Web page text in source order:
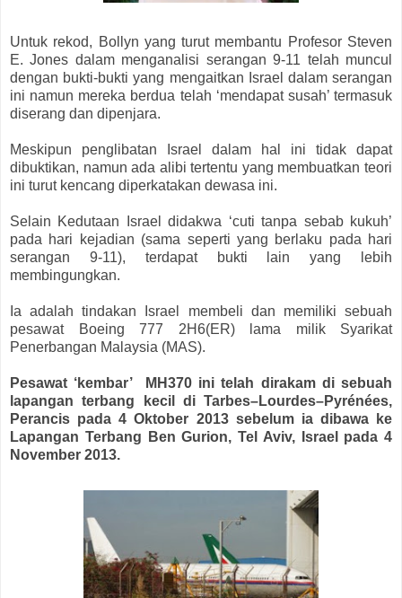
Untuk rekod, Bollyn yang turut membantu Profesor Steven
E. Jones dalam menganalisi serangan 9-11 telah muncul
dengan bukti-bukti yang mengaitkan Israel dalam serangan
ini namun mereka berdua telah ‘mendapat susah’ termasuk
diserang dan dipenjara.
Meskipun penglibatan Israel dalam hal ini tidak dapat
dibuktikan, namun ada alibi tertentu yang membuatkan teori
ini turut kencang diperkatakan dewasa ini.
Selain Kedutaan Israel didakwa ‘cuti tanpa sebab kukuh’
pada hari kejadian (sama seperti yang berlaku pada hari
serangan 9-11), terdapat bukti lain yang lebih
membingungkan.
Ia adalah tindakan Israel membeli dan memiliki sebuah
pesawat Boeing 777 2H6(ER) lama milik Syarikat
Penerbangan Malaysia (MAS).
Pesawat ‘kembar’ MH370 ini telah dirakam di sebuah
lapangan terbang kecil di Tarbes–Lourdes–Pyrénées,
Perancis pada 4 Oktober 2013 sebelum ia dibawa ke
Lapangan Terbang Ben Gurion, Tel Aviv, Israel pada 4
November 2013.